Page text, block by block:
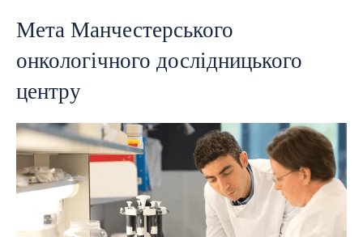
Мета Манчестерського
онкологічного дослідницького
центру